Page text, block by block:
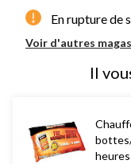
En rupture de
Voir d'autres
Il